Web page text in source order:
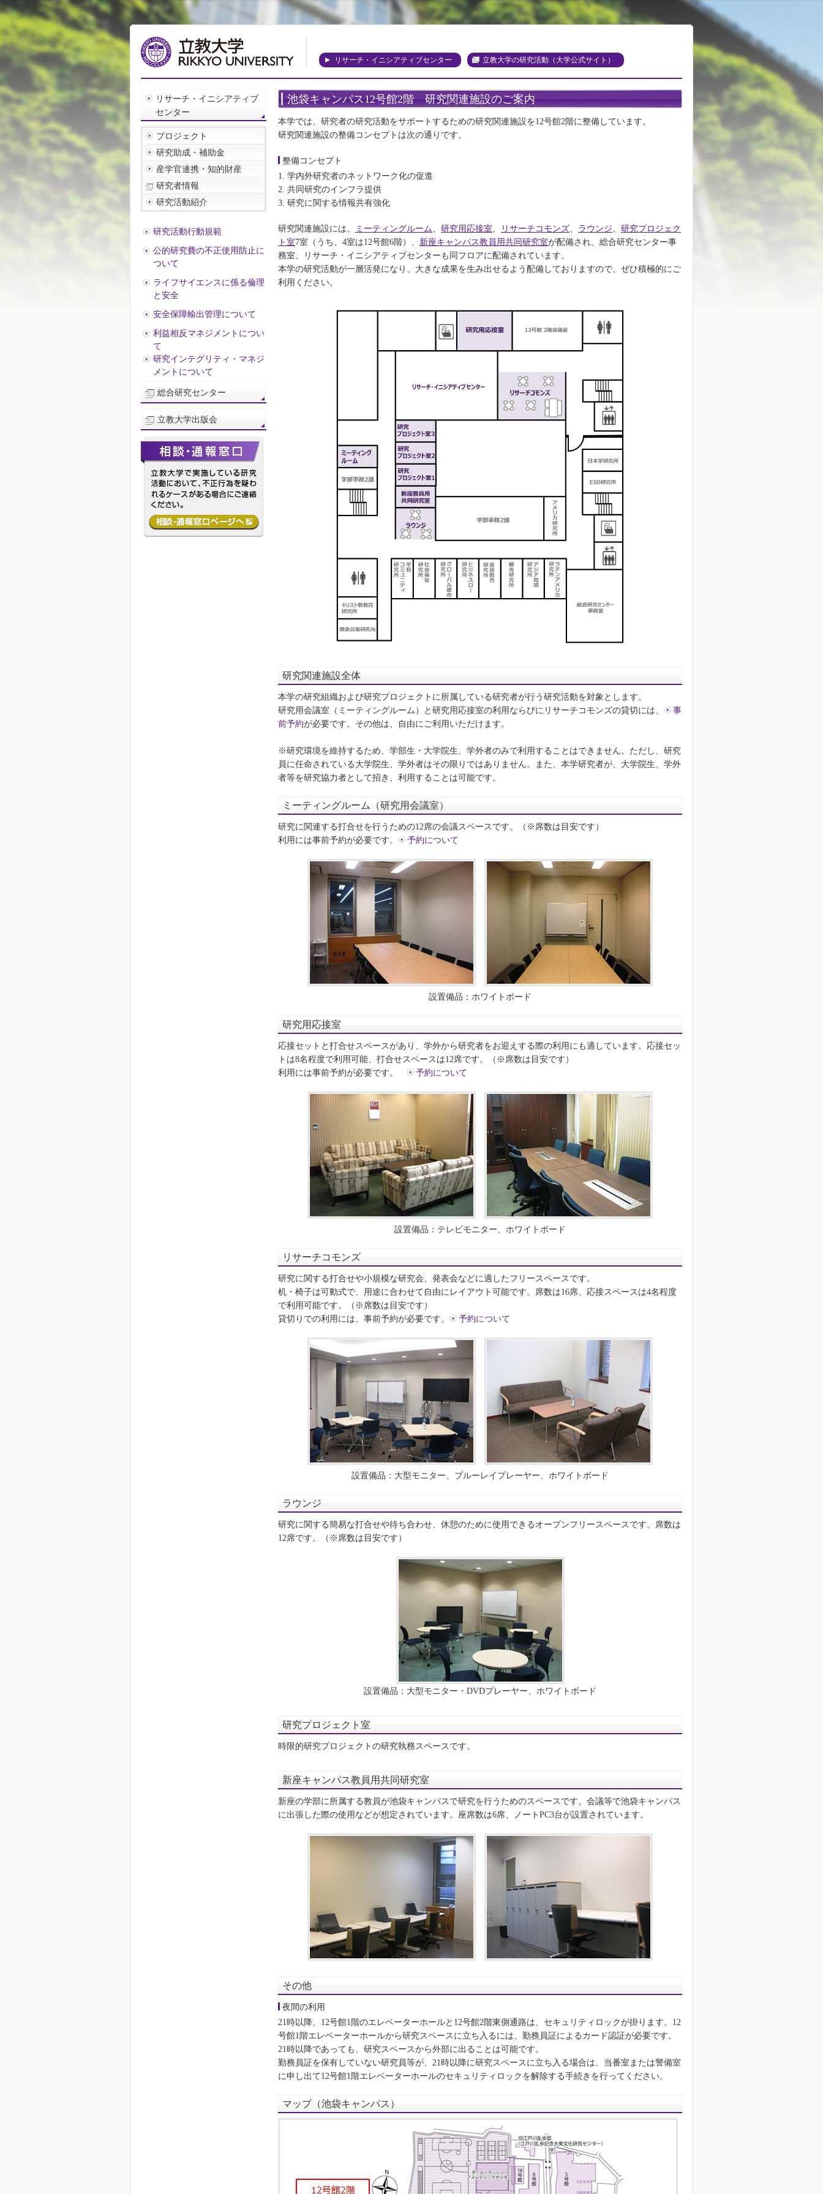
リサーチ・イニシアティブセンター 立教大学の研究活動（大学公式サイト）
池袋キャンパス12号館2階 研究関連施設のご案内
本学では、研究者の研究活動をサポートするための研究関連施設を12号館2階に整備しています。
研究関連施設の整備コンセプトは次の通りです。
整備コンセプト
学内外研究者のネットワーク化の促進
共同研究のインフラ提供
研究に関する情報共有強化
研究関連施設には、 ミーティングルーム 研究用応接室 リサーチコモンズ ラウンジ
研究プロジェク
ト室7室（うち、4室は12号館6階）、 新座キャンパス教員用共同研究室が配備され、総合研究センター事
務室、リサーチ・イニシアティブセンターも同フロアに配備されています。
本学の研究活動が一層活発になり、大きな成果を生み出せるよう配備しておりますので、ぜひ積極的にご
利用ください。
研究関連施設全体
本学の研究組織および研究プロジェクトに所属している研究者が行う研究活動を対象とします。
研究用会議室（ミーティングルーム）と研究用応接室の利用ならびにリサーチコモンズの貸切には、
事
前予約が必要です。その他は、自由にご利用いただけます。
※研究環境を維持するため、学部生・大学院生、学外者のみで利用することはできません。ただし、研究
員に任命されている大学院生、学外者はその限りではありません。また、本学研究者が、大学院生、学外
者等を研究協力者として招き、利用することは可能です。
ミーティングルーム（研究用会議室）
研究に関連する打合せを行うための12席の会議スペースです。（※席数は目安です）
利用には事前予約が必要です。
予約について
設置備品：ホワイトボード
研究用応接室
応接セットと打合せスペースがあり、学外から研究者をお迎えする際の利用にも適しています。応接セッ
トは8名程度で利用可能、打合せスペースは12席です。（※席数は目安です）
利用には事前予約が必要です。
予約について
設置備品：テレビモニター、ホワイトボード
リサーチコモンズ
研究に関する打合せや小規模な研究会、発表会などに適したフリースペースです。
机・椅子は可動式で、用途に合わせて自由にレイアウト可能です。席数は16席、応接スペースは4名程度
で利用可能です。（※席数は目安です）
貸切りでの利用には、事前予約が必要です。
予約について
設置備品：大型モニター、ブルーレイプレーヤー、ホワイトボード
ラウンジ
研究に関する簡易な打合せや待ち合わせ、休憩のために使用できるオープンフリースペースです。席数は
12席です。（※席数は目安です）
設置備品：大型モニター・DVDプレーヤー、ホワイトボード
研究プロジェクト室
時限的研究プロジェクトの研究執務スペースです。
新座キャンパス教員用共同研究室
新座の学部に所属する教員が池袋キャンパスで研究を行うためのスペースです。会議等で池袋キャンパス
に出張した際の使用などが想定されています。座席数は6席、ノートPC3台が設置されています。
その他
夜間の利用
21時以降、12号館1階のエレベーターホールと12号館2階東側通路は、セキュリティロックが掛ります。12
号館1階エレベーターホールから研究スペースに立ち入るには、勤務員証によるカード認証が必要です。
21時以降であっても、研究スペースから外部に出ることは可能です。
勤務員証を保有していない研究員等が、21時以降に研究スペースに立ち入る場合は、当番室または警備室
に申し出て12号館1階エレベーターホールのセキュリティロックを解除する手続きを行ってください。
マップ（池袋キャンパス）
リサーチ・イニシアティブ
センター
プロジェクト
研究助成・補助金
産学官連携・知的財産
研究者情報
研究活動紹介
研究活動行動規範
公的研究費の不正使用防止に
ついて
ライフサイエンスに係る倫理
と安全
安全保障輸出管理について
利益相反マネジメントについ
て
研究インテグリティ・マネジ
メントについて
総合研究センター
立教大学出版会